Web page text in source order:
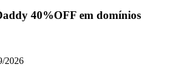
40%OFF em domínios
2026